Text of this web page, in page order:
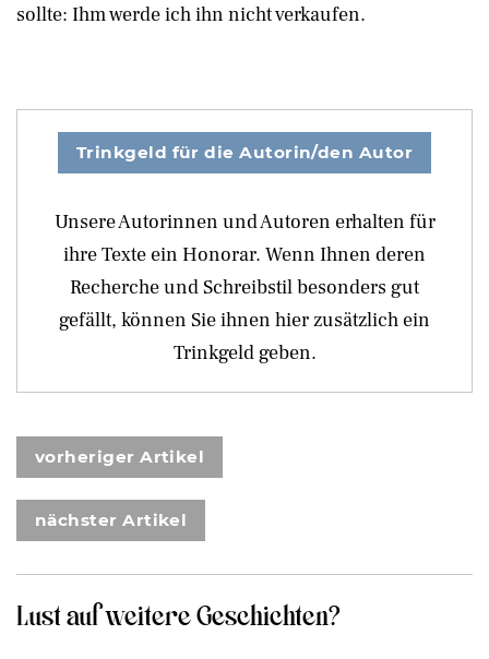
sollte: Ihm werde ich ihn nicht verkaufen.
Trinkgeld für die Autorin/den Autor
Unsere Autorinnen und Autoren erhalten für
ihre Texte ein Honorar. Wenn Ihnen deren
Recherche und Schreibstil besonders gut
gefällt, können Sie ihnen hier zusätzlich ein
Trinkgeld geben.
vorheriger Artikel
nächster Artikel
Lust auf weitere Geschichten?